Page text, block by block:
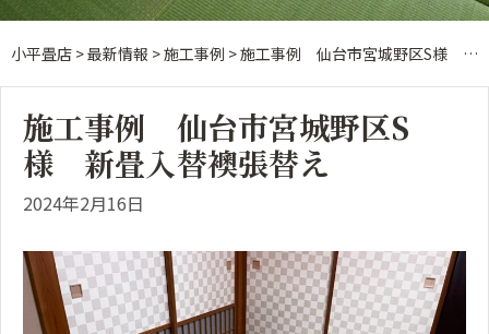
小平畳店 >最新情報 >施工事例 >施工事例 仙台市宮城野区S様 新畳入替襖張替え
施工事例 仙台市宮城野区S
様 新畳入替襖張替え
2024年2月16日